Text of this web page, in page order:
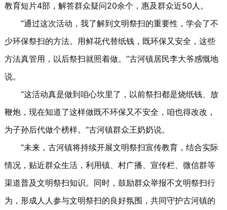
教育短片4部，解答群众疑问20余个，惠及群众近50人。
“通过这次活动，我了解到文明祭扫的重要性，学会了不
少环保祭扫的方法。用鲜花代替纸钱，既环保又安全，这些
方法真管用，以后祭扫就照着做。”古河镇居民李大爷感慨地
说。
“这活动真是做到咱心坎里了，以前祭扫都是烧纸钱、放
鞭炮，现在知道了这样做既不环保又不安全，咱也得改改，
为子孙后代做个榜样。”古河镇群众王奶奶说。
“未来，古河镇将持续开展文明祭扫宣传教育，结合实际
情况，贴近群众生活，利用镇、村广播、宣传栏、微信群等
渠道普及文明祭扫知识。同时，鼓励群众举报不文明祭扫行
为，形成人人参与文明祭扫的良好氛围，共同守护古河镇的